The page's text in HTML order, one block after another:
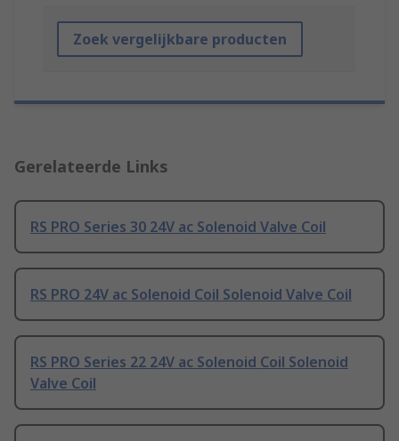
Zoek vergelijkbare producten
Gerelateerde Links
RS PRO Series 30 24V ac Solenoid Valve Coil
RS PRO 24V ac Solenoid Coil Solenoid Valve Coil
RS PRO Series 22 24V ac Solenoid Coil Solenoid
Valve Coil